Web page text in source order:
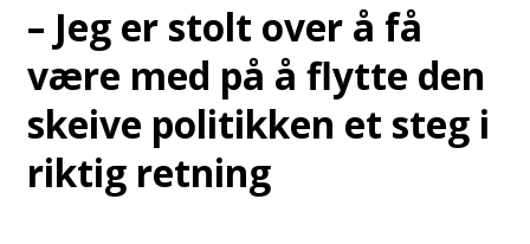
– Jeg er stolt over å få
være med på å flytte den
skeive politikken et steg i
riktig retning